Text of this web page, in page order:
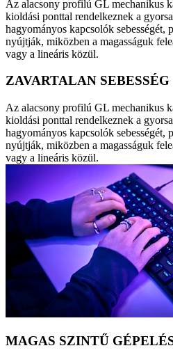
Az alacsony profilú GL mechanikus
kioldási ponttal rendelkeznek a
hagyományos kapcsolók sebességét,
nyújtják, miközben a magasságuk
vagy a lineáris közül.
ZAVARTALAN SEBESSÉG
Az alacsony profilú GL mechanikus
kioldási ponttal rendelkeznek a
hagyományos kapcsolók sebességét,
nyújtják, miközben a magasságuk
vagy a lineáris közül.
MAGAS SZINTŰ